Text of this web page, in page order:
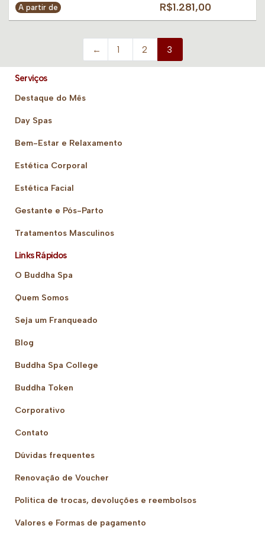
A partir de R$1.281,00
← 1 2 3
Serviços
Destaque do Mês
Day Spas
Bem-Estar e Relaxamento
Estética Corporal
Estética Facial
Gestante e Pós-Parto
Tratamentos Masculinos
Links Rápidos
O Buddha Spa
Quem Somos
Seja um Franqueado
Blog
Buddha Spa College
Buddha Token
Corporativo
Contato
Dúvidas frequentes
Renovação de Voucher
Política de trocas, devoluções e reembolsos
Valores e Formas de pagamento